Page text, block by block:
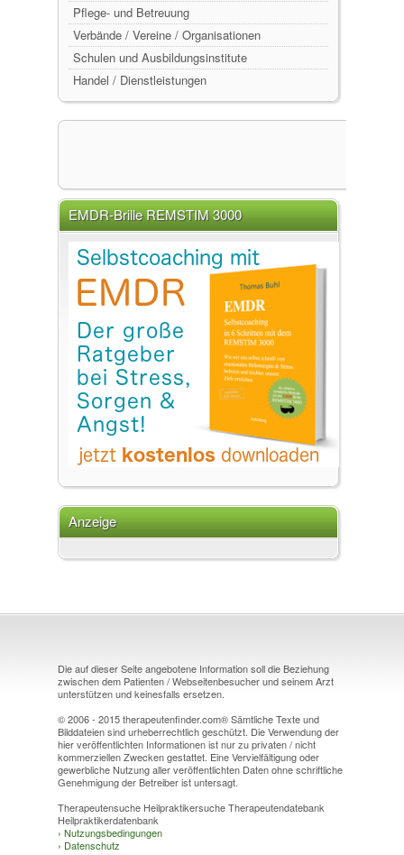
Pflege- und Betreuung
Verbände / Vereine / Organisationen
Schulen und Ausbildungsinstitute
Handel / Dienstleistungen
EMDR-Brille REMSTIM 3000
Anzeige
Die auf dieser Seite angebotene Information soll die Beziehung
zwischen dem Patienten / Webseitenbesucher und seinem Arzt
unterstützen und keinesfalls ersetzen.
© 2006 - 2015 therapeutenfinder.com® Sämtliche Texte und
Bilddateien sind urheberrechtlich geschützt. Die Verwendung der
hier veröffentlichten Informationen ist nur zu privaten / nicht
kommerziellen Zwecken gestattet. Eine Vervielfältigung oder
gewerbliche Nutzung aller veröffentlichten Daten ohne schriftliche
Genehmigung der Betreiber ist untersagt.
Therapeutensuche Heilpraktikersuche Therapeutendatebank
Heilpraktikerdatenbank
› Nutzungsbedingungen
› Datenschutz